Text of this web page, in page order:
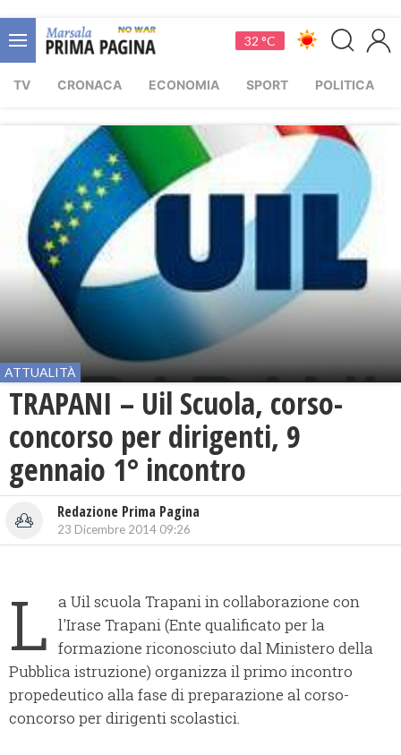
32 °C
TV CRONACA ECONOMIA SPORT POLITICA
ATTUALITÀ
TRAPANI – Uil Scuola, corso-
concorso per dirigenti, 9
gennaio 1° incontro
Redazione Prima Pagina
23 Dicembre 2014 09:26
L a Uil scuola Trapani in collaborazione con
l'Irase Trapani (Ente qualificato per la
formazione riconosciuto dal Ministero della
Pubblica istruzione) organizza il primo incontro
propedeutico alla fase di preparazione al corso-
concorso per dirigenti scolastici.